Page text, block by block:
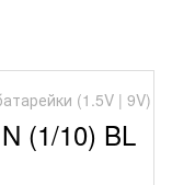
(1.5V | 9V)
(1/10) BL